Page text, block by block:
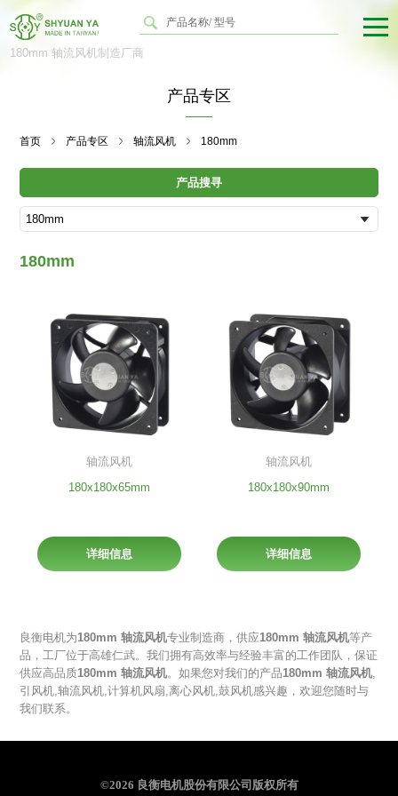
180mm 轴流风机制造厂商
产品专区
首页 产品专区 轴流风机 180mm
产品搜寻
180mm
轴流风机
180x180x65mm
详细信息
轴流风机
180x180x90mm
详细信息
良衡电机为180mm 轴流风机专业制造商，供应180mm 轴流风机等产
品，工厂位于高雄仁武。我们拥有高效率与经验丰富的工作团队，保证
供应高品质180mm 轴流风机。如果您对我们的产品180mm 轴流风机,
引风机,轴流风机,计算机风扇,离心风机,鼓风机感兴趣，欢迎您随时与
我们联系。
©2026 良衡电机股份有限公司版权所有